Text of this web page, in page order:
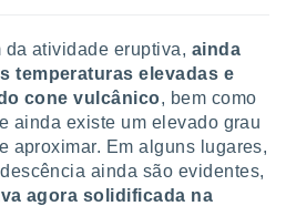
da atividade eruptiva, ainda
temperaturas elevadas e
cone vulcânico, bem como
ainda existe um elevado grau
aproximar. Em alguns lugares,
ainda são evidentes,
agora solidificada na